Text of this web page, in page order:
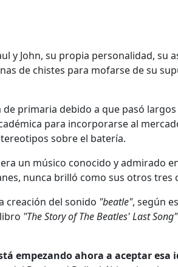
y John, su propia personalidad, su
de chistes para mofarse de su
primaria debido a que pasó
para incorporarse al
sobre el batería.
un músico conocido y admirado
nunca brilló como sus otros tres
creación del sonido "beatle", según
"The Story of The Beatles' Last Song"
empezando ahora a aceptar esa